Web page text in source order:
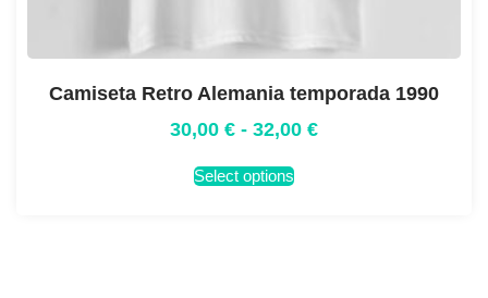
Camiseta Retro Alemania temporada 1990
30,00 € - 32,00 €
Select options